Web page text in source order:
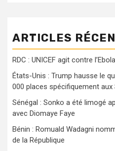
ARTICLES
RDC : UNICEF agit contre l’Ebola
États-Unis : Trump hausse le
000 places spécifiquement
Sénégal : Sonko a été limogé
avec Diomaye Faye
Bénin : Romuald Wadagni
de la République